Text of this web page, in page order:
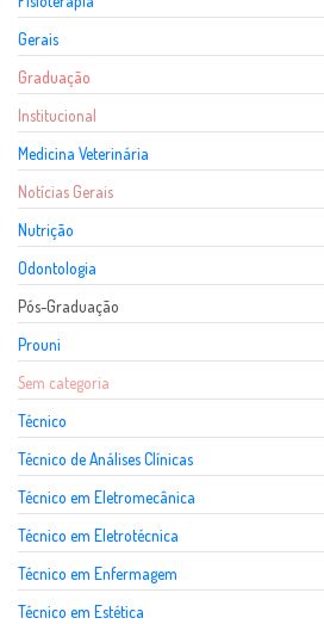
Gerais
Graduação
Institucional
Medicina Veterinária
Notícias Gerais
Nutrição
Odontologia
Pós-Graduação
Prouni
Sem categoria
Técnico
Técnico de Análises Clínicas
Técnico em Eletromecânica
Técnico em Eletrotécnica
Técnico em Enfermagem
Técnico em Estética